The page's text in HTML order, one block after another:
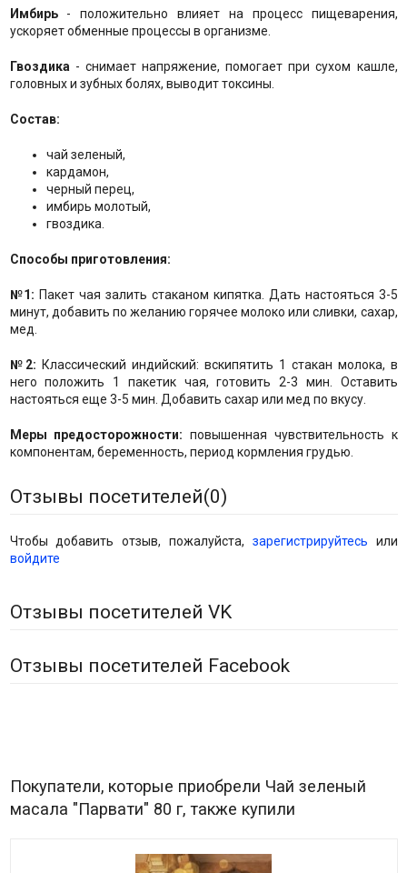
Имбирь- положительно влияет на процесс пищеварения,
ускоряет обменные процессы в организме.
Гвоздика - снимает напряжение, помогает при сухом кашле,
головных и зубных болях, выводит токсины.
Состав:
чай зеленый,
кардамон,
черный перец,
имбирь молотый,
гвоздика.
Способы приготовления:
№1: Пакет чая залить стаканом кипятка. Дать настояться 3-5
минут, добавить по желанию горячее молоко или сливки, сахар,
мед.
№2: Классический индийский: вскипятить 1 стакан молока, в
него положить 1 пакетик чая, готовить 2-3 мин. Оставить
настояться еще 3-5 мин. Добавить сахар или мед по вкусу.
Меры предосторожности: повышенная чувствительность к
компонентам, беременность, период кормления грудью.
Отзывы посетителей(0)
Чтобы добавить отзыв, пожалуйста, зарегистрируйтесь или
войдите
Отзывы посетителей VK
Отзывы посетителей Facebook
Покупатели, которые приобрели Чай зеленый
масала "Парвати" 80 г, также купили